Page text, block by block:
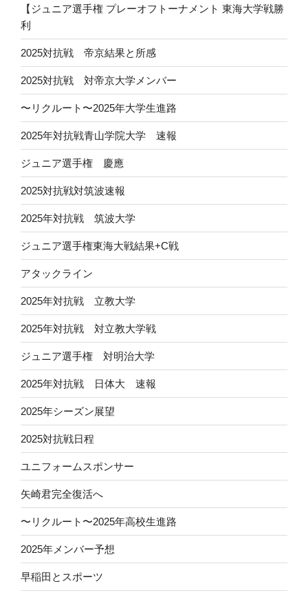
【ジュニア選手権 プレーオフトーナメント 東海大学戦勝
利
2025対抗戦 帝京結果と所感
2025対抗戦 対帝京大学メンバー
〜リクルート〜2025年大学生進路
2025年対抗戦青山学院大学 速報
ジュニア選手権 慶應
2025対抗戦対筑波速報
2025年対抗戦 筑波大学
ジュニア選手権東海大戦結果+C戦
アタックライン
2025年対抗戦 立教大学
2025年対抗戦 対立教大学戦
ジュニア選手権 対明治大学
2025年対抗戦 日体大 速報
2025年シーズン展望
2025対抗戦日程
ユニフォームスポンサー
矢崎君完全復活へ
〜リクルート〜2025年高校生進路
2025年メンバー予想
早稲田とスポーツ